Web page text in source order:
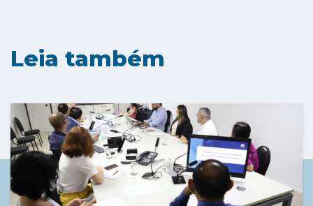
Leia também